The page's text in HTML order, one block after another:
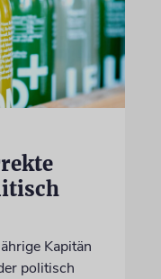
Kapitän
politisch